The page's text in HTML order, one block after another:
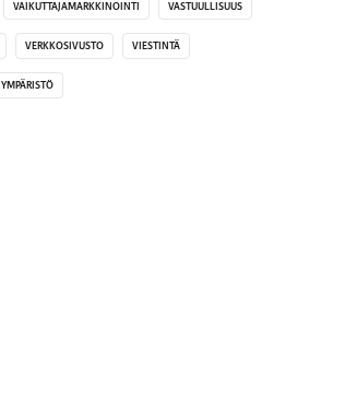
VAIKUTTAJAMARKKINOINTI VASTUULLISUUS
VERKKOSIVUSTO VIESTINTÄ
YMPÄRISTÖ